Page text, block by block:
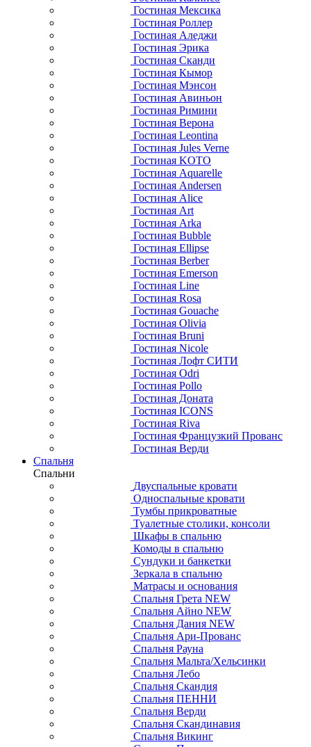
Гостиная Мексика
Гостиная Роллер
Гостиная Аледжи
Гостиная Эрика
Гостиная Сканди
Гостиная Кымор
Гостиная Мэнсон
Гостиная Авиньон
Гостиная Римини
Гостиная Верона
Гостиная Leontina
Гостиная Jules Verne
Гостиная KOTO
Гостиная Aquarelle
Гостиная Andersen
Гостиная Alice
Гостиная Art
Гостиная Arka
Гостиная Bubble
Гостиная Ellipse
Гостиная Berber
Гостиная Emerson
Гостиная Line
Гостиная Rosa
Гостиная Gouache
Гостиная Olivia
Гостиная Bruni
Гостиная Nicole
Гостиная Лофт СИТИ
Гостиная Odri
Гостиная Pollo
Гостиная Доната
Гостиная ICONS
Гостиная Riva
Гостиная Французкий Прованс
Гостиная Верди
Спальня
Спальни
Двуспальные кровати
Односпальные кровати
Тумбы прикроватные
Туалетные столики, консоли
Шкафы в спальню
Комоды в спальню
Сундуки и банкетки
Зеркала в спальню
Матрасы и основания
Спальня Грета NEW
Спальня Айно NEW
Спальня Дания NEW
Спальня Ари-Прованс
Спальня Рауна
Спальня Мальта/Хельсинки
Спальня Лебо
Спальня Скандия
Спальня ПЕННИ
Спальня Верди
Спальня Скандинавия
Спальня Викинг